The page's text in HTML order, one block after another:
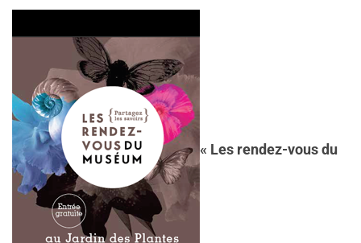
« Les rendez-vous du